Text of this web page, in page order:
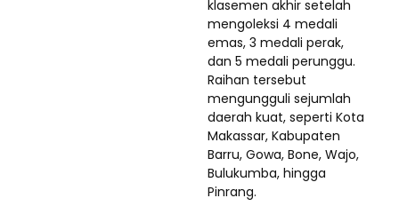
klasemen akhir setelah
mengoleksi 4 medali
emas, 3 medali perak,
dan 5 medali perunggu.
Raihan tersebut
mengungguli sejumlah
daerah kuat, seperti Kota
Makassar, Kabupaten
Barru, Gowa, Bone, Wajo,
Bulukumba, hingga
Pinrang.